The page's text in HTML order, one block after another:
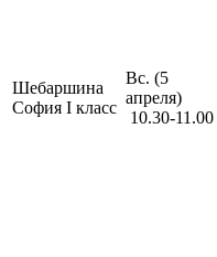
Шебаршина
София I класс
Вс. (5
апреля)
10.30-11.00